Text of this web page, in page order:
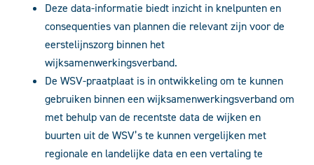
Deze data-informatie biedt inzicht in knelpunten en
consequenties van plannen die relevant zijn voor de
eerstelijnszorg binnen het
wijksamenwerkingsverband.
De WSV-praatplaat is in ontwikkeling om te kunnen
gebruiken binnen een wijksamenwerkingsverband om
met behulp van de recentste data de wijken en
buurten uit de WSV’s te kunnen vergelijken met
regionale en landelijke data en een vertaling te